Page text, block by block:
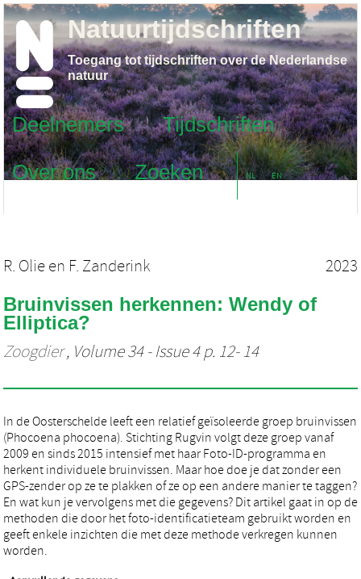
Deelnemers
Tijdschriften
Over ons
Zoeken NL EN
Natuurtijdschriften
Toegang tot tijdschriften over de Nederlandse
natuur
R. Olie en F. Zanderink 2023
Bruinvissen herkennen: Wendy of
Elliptica?
Zoogdier, Volume 34 - Issue 4 p. 12- 14
In de Oosterschelde leeft een relatief geïsoleerde groep bruinvissen
(Phocoena phocoena). Stichting Rugvin volgt deze groep vanaf
2009 en sinds 2015 intensief met haar Foto-ID-programma en
herkent individuele bruinvissen. Maar hoe doe je dat zonder een
GPS-zender op ze te plakken of ze op een andere manier te taggen?
En wat kun je vervolgens met die gegevens? Dit artikel gaat in op de
methoden die door het foto-identificatieteam gebruikt worden en
geeft enkele inzichten die met deze methode verkregen kunnen
worden.